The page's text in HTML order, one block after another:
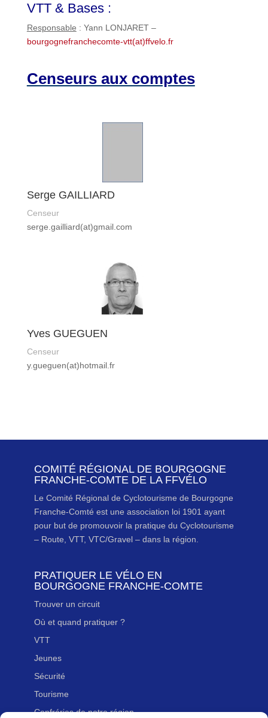
VTT & Bases :
Responsable : Yann LONJARET –
bourgognefranchecomte-vtt(at)ffvelo.fr
Censeurs aux comptes
Serge GAILLIARD
Censeur
serge.gailliard(at)gmail.com
Yves GUEGUEN
Censeur
y.gueguen(at)hotmail.fr
COMITÉ RÉGIONAL DE BOURGOGNE
FRANCHE-COMTE DE LA FFVÉLO
Le Comité Régional de Cyclotourisme de Bourgogne
Franche-Comté est une association loi 1901 ayant
pour but de promouvoir la pratique du Cyclotourisme
– Route, VTT, VTC/Gravel – dans la région.
PRATIQUER LE VÉLO EN
BOURGOGNE FRANCHE-COMTE
Trouver un circuit
Où et quand pratiquer ?
VTT
Jeunes
Sécurité
Tourisme
Confréries de notre région